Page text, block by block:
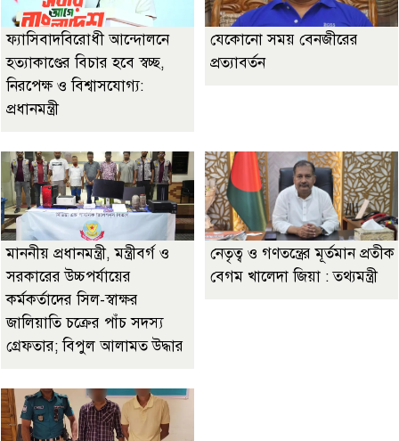
ফ্যাসিবাদবিরোধী আন্দোলনে
হত্যাকাণ্ডের বিচার হবে স্বচ্ছ,
নিরপেক্ষ ও বিশ্বাসযোগ্য:
প্রধানমন্ত্রী
যেকোনো সময় বেনজীরের
প্রত্যাবর্তন
মাননীয় প্রধানমন্ত্রী, মন্ত্রীবর্গ ও
সরকারের উচ্চপর্যায়ের
কর্মকর্তাদের সিল-স্বাক্ষর
জালিয়াতি চক্রের পাঁচ সদস্য
গ্রেফতার; বিপুল আলামত উদ্ধার
নেতৃত্ব ও গণতন্ত্রের মূর্তমান প্রতীক
বেগম খালেদা জিয়া : তথ্যমন্ত্রী